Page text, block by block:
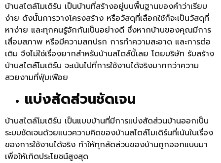
บ้านสไตล์โมเดิร์น เป็นบ้านที่สร้างอยู่บนพื้นฐานของคำว่าเรียบ
ง่าย ดังนั้นการวางโครงสร้าง หรือวัสดุที่เลือกใช้ก็จะเป็นวัสดุที่
หาง่าย และทุกคนรู้จักกันเป็นอย่างดี ซึ่งหากบ้านของคุณมีการ
เสื่อมสภาพ หรือมีความสกปรก การทำความสะอาด และการต่อ
เติม จึงไม่ใช่เรื่องยากสำหรับบ้านสไตล์นี้เลย โดยบริษัท รับสร้าง
บ้านสไตล์โมเดิร์น จะเน้นไปที่การใช้งานได้จริงมากกว่าความ
สวยงามที่ฟุ่มเฟือย
แบ่งสัดส่วนชัดเจน
บ้านสไตล์โมเดิร์น เป็นแบบบ้านที่มีการแบ่งสัดส่วนบ้านออกเป็น
ระบบชัดเจนด้วยแนวความคิดของบ้านสไตล์โมเดิร์นที่เน้นในเรื่อง
ของการใช้งานได้จริง ทำให้ทุกสัดส่วนของบ้านถูกออกแบบมา
เพื่อให้เกิดประโยชน์สูงสุด